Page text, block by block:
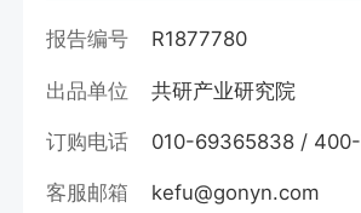
报告编号 R1877780
出品单位 共研产业研究院
订购电话 010-69365838 /
客服邮箱 kefu@gonyn.com